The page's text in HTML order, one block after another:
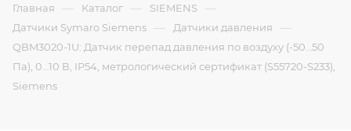
Главная — Каталог — SIEMENS —
Датчики Symaro Siemens — Датчики давления —
QBM3020-1U: Датчик перепад давления по воздуху (-50…50
Па), 0…10 В, IP54, метрологический сертификат (S55720-S233),
Siemens